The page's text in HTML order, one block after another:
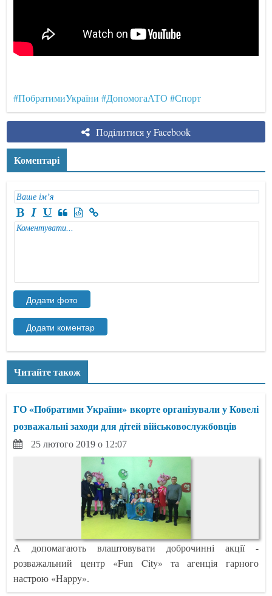
#ПобратимиУкраїни #ДопомогаАТО #Спорт
Поділитися у Facebook
Коментарі
Читайте також
ГО «Побратими України» вкорте організували у Ковелі
розважальні заходи для дітей військовослужбовців
25 лютого 2019 о 12:07
А допомагають влаштовувати доброчинні акції -
розважальний центр «Fun City» та агенція гарного
настрою «Happy».